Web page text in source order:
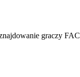
graczy